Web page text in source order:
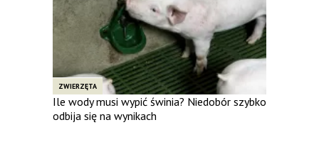
ZWIERZĘTA
Ile wody musi wypić świnia? Niedobór szybko
odbija się na wynikach